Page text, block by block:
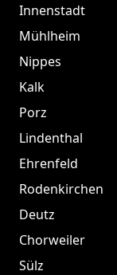
Innenstadt
Mühlheim
Nippes
Kalk
Porz
Lindenthal
Ehrenfeld
Rodenkirchen
Deutz
Chorweiler
Sülz